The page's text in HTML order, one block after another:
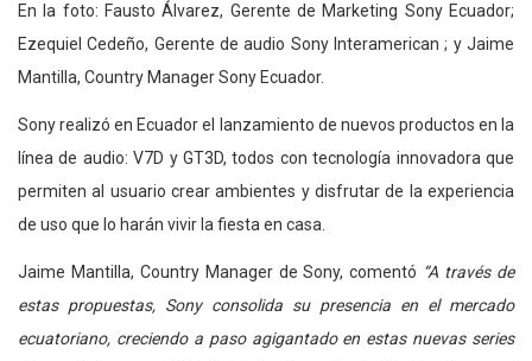
En la foto: Fausto Álvarez, Gerente de Marketing Sony Ecuador;
Ezequiel Cedeño, Gerente de audio Sony Interamerican ; y Jaime
Mantilla, Country Manager Sony Ecuador.
Sony realizó en Ecuador el lanzamiento de nuevos productos en la
línea de audio: V7D y GT3D, todos con tecnología innovadora que
permiten al usuario crear ambientes y disfrutar de la experiencia
de uso que lo harán vivir la fiesta en casa.
Jaime Mantilla, Country Manager de Sony, comentó “A través de
estas propuestas, Sony consolida su presencia en el mercado
ecuatoriano, creciendo a paso agigantado en estas nuevas series